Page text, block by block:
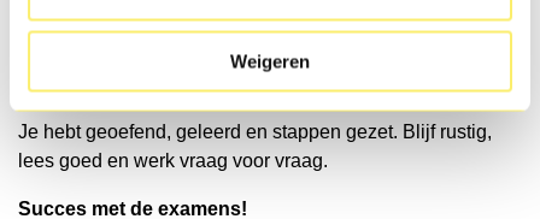
Weigeren
Zorg dat je goed slaapt. Check op tijd wat je mee mag
nemen, zoals een rekenmachine of woordenboek. En
vooral: vertrouw op jezelf.
Je hebt geoefend, geleerd en stappen gezet. Blijf rustig,
lees goed en werk vraag voor vraag.
Succes met de examens!